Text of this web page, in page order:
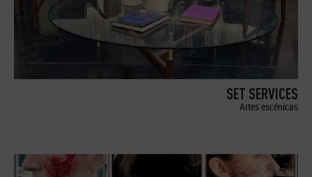
SET SERVICES
Artes escénicas